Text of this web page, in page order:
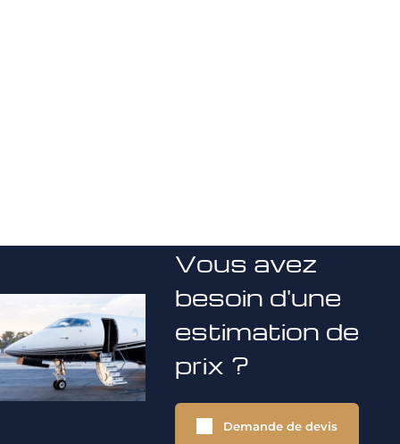
Vous avez
besoin d'une
estimation de
prix ?
Demande de devis